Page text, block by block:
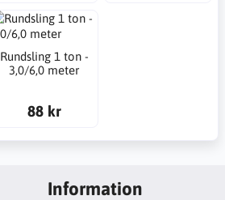
Rundsling 1 ton -
3,0/6,0 meter
88 kr
Information